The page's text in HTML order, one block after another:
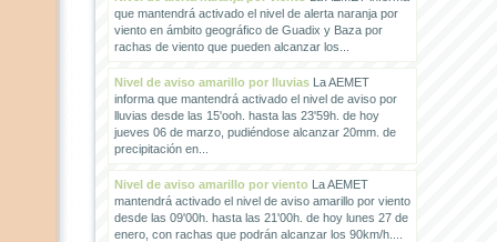
que mantendrá activado el nivel de alerta naranja por
viento en ámbito geográfico de Guadix y Baza por
rachas de viento que pueden alcanzar los...
Nivel de aviso amarillo por lluviasLa AEMET
informa que mantendrá activado el nivel de aviso por
lluvias desde las 15'ooh. hasta las 23'59h. de hoy
jueves 06 de marzo, pudiéndose alcanzar 20mm. de
precipitación en...
Nivel de aviso amarillo por vientoLa AEMET
mantendrá activado el nivel de aviso amarillo por viento
desde las 09'00h. hasta las 21'00h. de hoy lunes 27 de
enero, con rachas que podrán alcanzar los 90km/h....